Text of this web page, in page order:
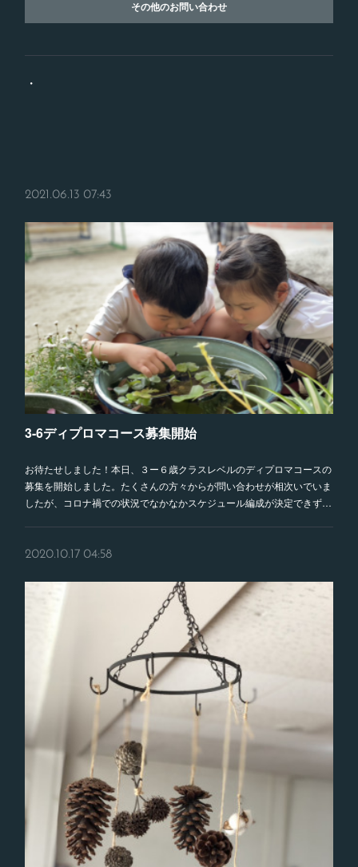
その他のお問い合わせ
・
2021.06.13 07:43
3-6ディプロマコース募集開始
お待たせしました！本日、３ー６歳クラスレベルのディプロマコースの
募集を開始しました。たくさんの方々からが問い合わせが相次いでいま
したが、コロナ禍での状況でなかなかスケジュール編成が決定できず…
2020.10.17 04:58